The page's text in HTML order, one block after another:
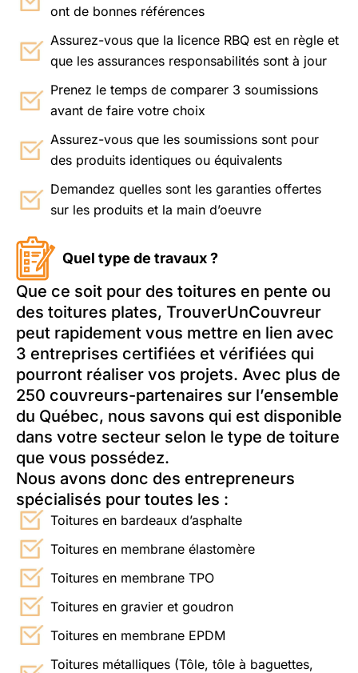
ont de bonnes références
Assurez-vous que la licence RBQ est en règle et
que les assurances responsabilités sont à jour
Prenez le temps de comparer 3 soumissions
avant de faire votre choix
Assurez-vous que les soumissions sont pour
des produits identiques ou équivalents
Demandez quelles sont les garanties offertes
sur les produits et la main d’oeuvre
Quel type de travaux ?
Que ce soit pour des toitures en pente ou
des toitures plates, TrouverUnCouvreur
peut rapidement vous mettre en lien avec
3 entreprises certifiées et vérifiées qui
pourront réaliser vos projets. Avec plus de
250 couvreurs-partenaires sur l’ensemble
du Québec, nous savons qui est disponible
dans votre secteur selon le type de toiture
que vous possédez.
Nous avons donc des entrepreneurs
spécialisés pour toutes les :
Toitures en bardeaux d’asphalte
Toitures en membrane élastomère
Toitures en membrane TPO
Toitures en gravier et goudron
Toitures en membrane EPDM
Toitures métalliques (Tôle, tôle à baguettes,